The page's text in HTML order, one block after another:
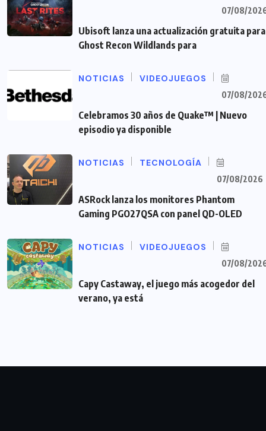
07/08/
Ubisoft lanza una actualización gratuita para
Ghost Recon Wildlands para
NOTICIAS VIDEOJUEGOS
07/08/
Celebramos 30 años de Quake™ | Nuevo
episodio ya disponible
NOTICIAS TECNOLOGÍA
07/08/2026
ASRock lanza los monitores Phantom
Gaming PGO27QSA con panel QD-OLED
NOTICIAS VIDEOJUEGOS
07/08/
Capy Castaway, el juego más acogedor del
verano, ya está